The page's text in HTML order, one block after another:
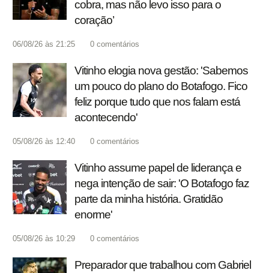
cobra, mas não levo isso para o
coração’
06/08/26 às 21:25 0 comentários
Vitinho elogia nova gestão: 'Sabemos
um pouco do plano do Botafogo. Fico
feliz porque tudo que nos falam está
acontecendo'
05/08/26 às 12:40 0 comentários
Vitinho assume papel de liderança e
nega intenção de sair: 'O Botafogo faz
parte da minha história. Gratidão
enorme'
05/08/26 às 10:29 0 comentários
Preparador que trabalhou com Gabriel